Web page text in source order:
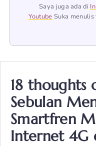
Saya juga ada di
Youtube Suka
18 thoughts
Sebulan
Smartfren
Internet 4G